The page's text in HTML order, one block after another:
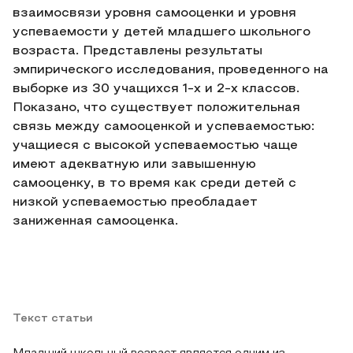
взаимосвязи уровня самооценки и уровня
успеваемости у детей младшего школьного
возраста. Представлены результаты
эмпирического исследования, проведенного на
выборке из 30 учащихся 1-х и 2-х классов.
Показано, что существует положительная
связь между самооценкой и успеваемостью:
учащиеся с высокой успеваемостью чаще
имеют адекватную или завышенную
самооценку, в то время как среди детей с
низкой успеваемостью преобладает
заниженная самооценка.
Текст статьи